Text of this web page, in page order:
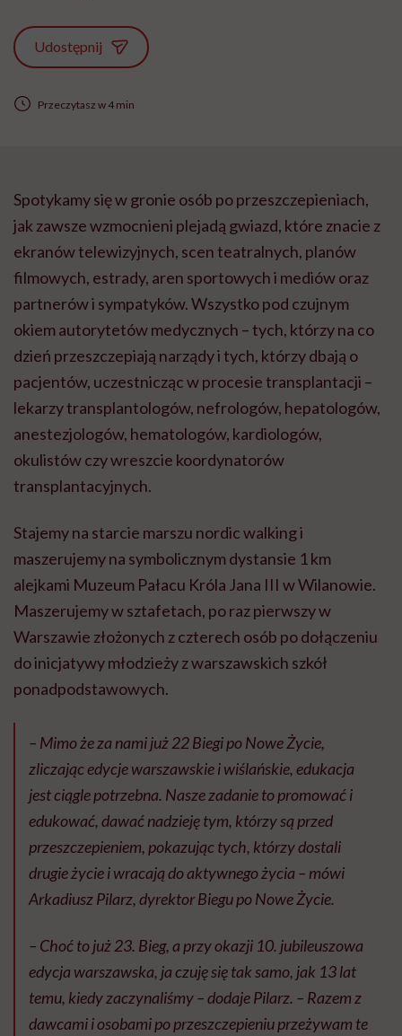
Udostępnij
Przeczytasz w 4 min
Spotykamy się w gronie osób po przeszczepieniach,
jak zawsze wzmocnieni plejadą gwiazd, które znacie z
ekranów telewizyjnych, scen teatralnych, planów
filmowych, estrady, aren sportowych i mediów oraz
partnerów i sympatyków. Wszystko pod czujnym
okiem autorytetów medycznych – tych, którzy na co
dzień przeszczepiają narządy i tych, którzy dbają o
pacjentów, uczestnicząc w procesie transplantacji –
lekarzy transplantologów, nefrologów, hepatologów,
anestezjologów, hematologów, kardiologów,
okulistów czy wreszcie koordynatorów
transplantacyjnych.
Stajemy na starcie marszu nordic walking i
maszerujemy na symbolicznym dystansie 1 km
alejkami Muzeum Pałacu Króla Jana III w Wilanowie.
Maszerujemy w sztafetach, po raz pierwszy w
Warszawie złożonych z czterech osób po dołączeniu
do inicjatywy młodzieży z warszawskich szkół
ponadpodstawowych.
– Mimo że za nami już 22 Biegi po Nowe Życie,
zliczając edycje warszawskie i wiślańskie, edukacja
jest ciągle potrzebna. Nasze zadanie to promować i
edukować, dawać nadzieję tym, którzy są przed
przeszczepieniem, pokazując tych, którzy dostali
drugie życie i wracają do aktywnego życia – mówi
Arkadiusz Pilarz, dyrektor Biegu po Nowe Życie.
– Choć to już 23. Bieg, a przy okazji 10. jubileuszowa
edycja warszawska, ja czuję się tak samo, jak 13 lat
temu, kiedy zaczynaliśmy – dodaje Pilarz. – Razem z
dawcami i osobami po przeszczepieniu przeżywam te